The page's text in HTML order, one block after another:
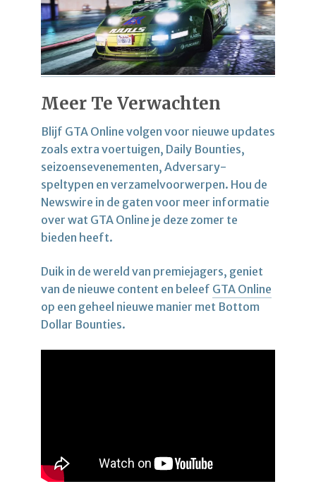
Meer Te Verwachten
Blijf GTA Online volgen voor nieuwe updates
zoals extra voertuigen, Daily Bounties,
seizoensevenementen, Adversary-
speltypen en verzamelvoorwerpen. Hou de
Newswire in de gaten voor meer informatie
over wat GTA Online je deze zomer te
bieden heeft.
Duik in de wereld van premiejagers, geniet
van de nieuwe content en beleef GTA Online
op een geheel nieuwe manier met Bottom
Dollar Bounties.